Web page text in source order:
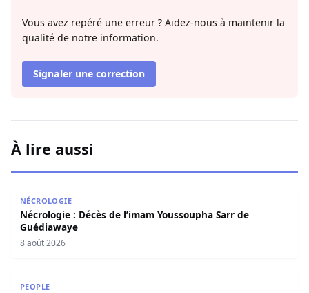
Vous avez repéré une erreur ? Aidez-nous à maintenir la
qualité de notre information.
Signaler une correction
À lire aussi
NÉCROLOGIE
Nécrologie : Décès de l’imam Youssoupha Sarr de
Guédiawaye
8 août 2026
PEOPLE